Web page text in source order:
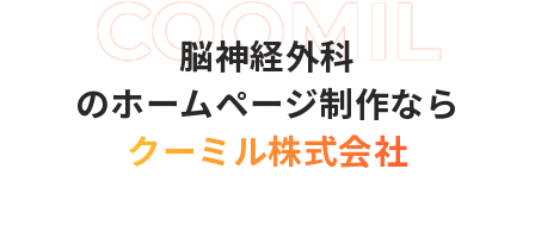
脳神経外科
のホームページ制作なら
クーミル株式会社